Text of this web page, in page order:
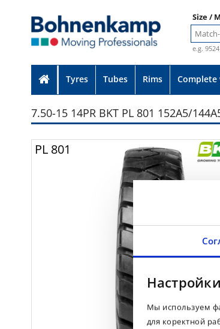
Мы используем
для коректной
Size /
e.g.
Tyres Tubes Rims Complete
7.50-15 14PR BKT PL 801 152A5/
PL 801 Photo provided